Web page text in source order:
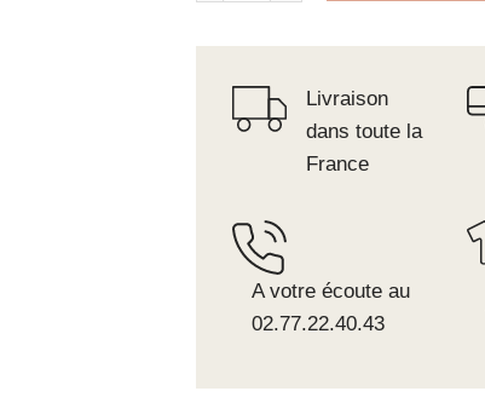
Livraison
dans toute la
France
A votre écoute au
02.77.22.40.43